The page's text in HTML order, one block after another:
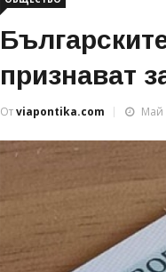
признават
Отviapontika.com Май